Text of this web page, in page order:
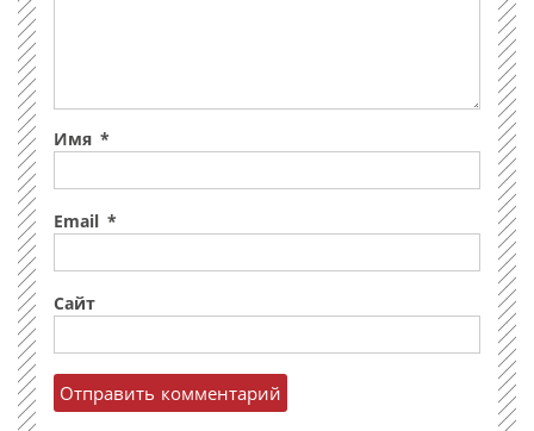
Имя *
Email *
Сайт